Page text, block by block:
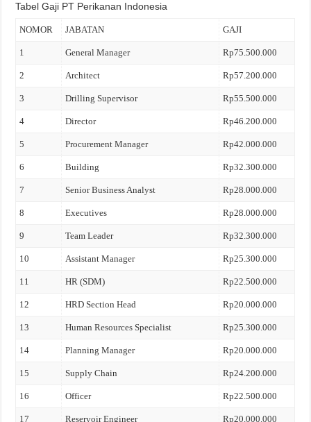
Tabel Gaji PT Perikanan Indonesia
NOMOR JABATAN GAJI
1 General Manager Rp75.500.000
2 Architect Rp57.200.000
3 Drilling Supervisor Rp55.500.000
4 Director Rp46.200.000
5 Procurement Manager Rp42.000.000
6 Building Rp32.300.000
7 Senior Business Analyst Rp28.000.000
8 Executives Rp28.000.000
9 Team Leader Rp32.300.000
10 Assistant Manager Rp25.300.000
11 HR (SDM) Rp22.500.000
12 HRD Section Head Rp20.000.000
13 Human Resources Specialist Rp25.300.000
14 Planning Manager Rp20.000.000
15 Supply Chain Rp24.200.000
16 Officer Rp22.500.000
17 Reservoir Engineer Rp20.000.000